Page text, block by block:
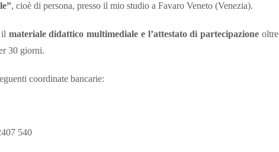
, cioè di persona, presso il mio studio a Favaro Veneto (Venezia).
il materiale didattico multimediale e l’attestato di partecipazioneoltre
30 giorni.
coordinate bancarie:
540